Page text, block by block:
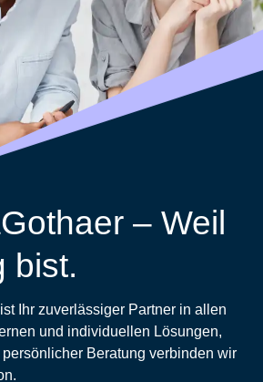
für
– Weil
bist.
Ihr zuverlässiger Partner in allen
und individuellen Lösungen,
Beratung verbinden wir